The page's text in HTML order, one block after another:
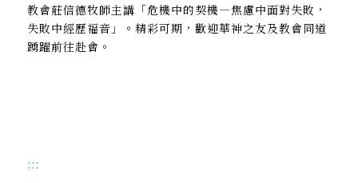
教會莊信德牧師主講「危機中的契機—焦慮中面對失敗，
失敗中經歷福音」。精彩可期，歡迎華神之友及教會同道
踴躍前往赴會。
:::